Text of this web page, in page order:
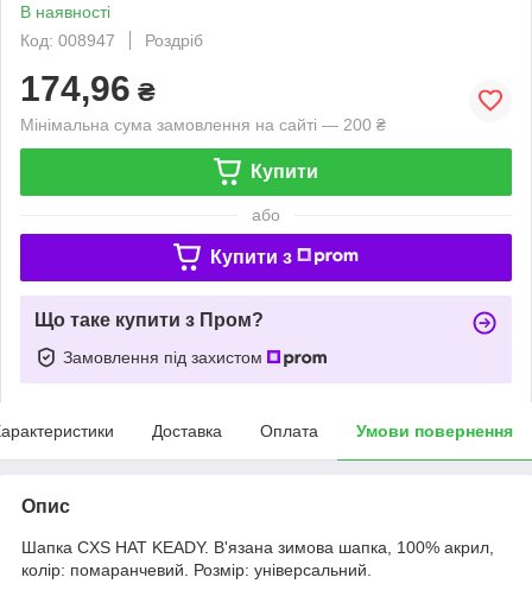
В наявності
Код: 008947
Роздріб
174,96 ₴
Мінімальна сума замовлення на сайті — 200 ₴
Купити
або
Купити з
Що таке купити з Пром?
Замовлення під захистом
Доставка Оплата Умови повернення
Опис
Шапка CXS HAT KEADY. В'язана зимова шапка, 100% акрил,
колір: помаранчевий. Розмір: універсальний.